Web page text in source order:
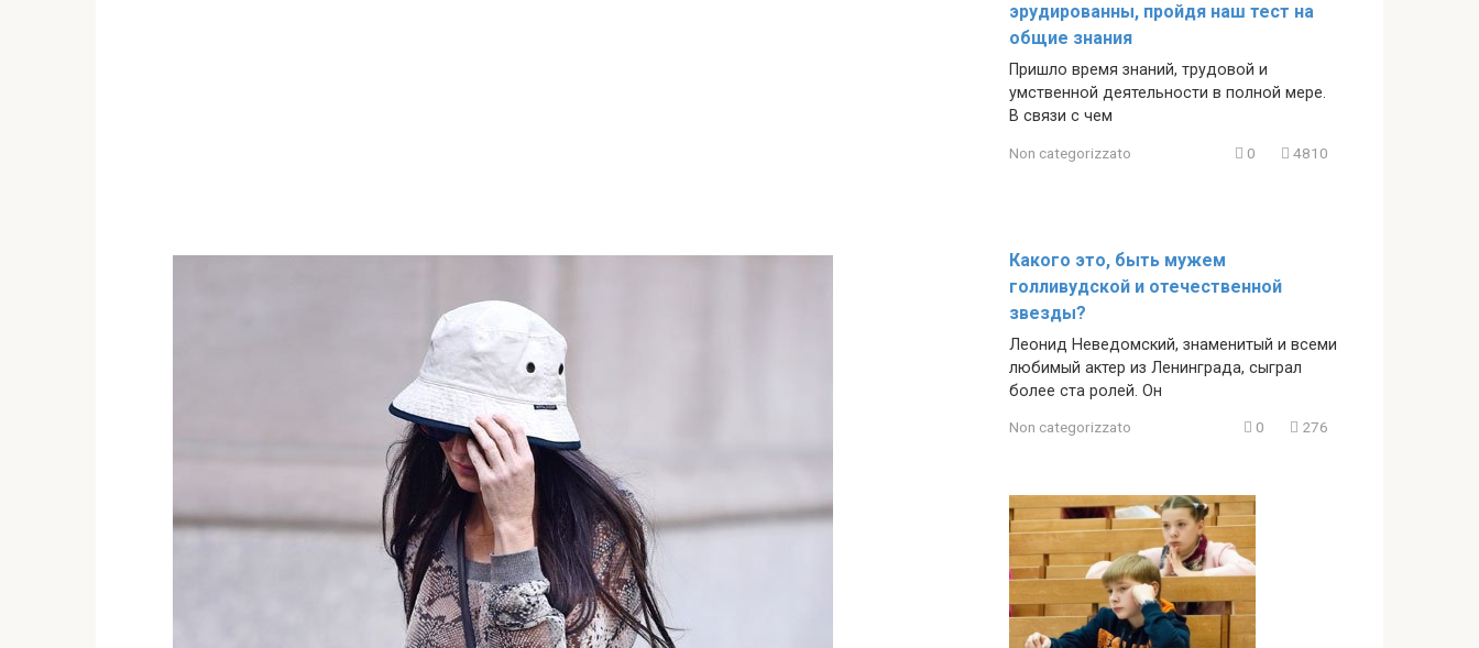
эрудированны, пройдя наш тест на
общие знания
Пришло время знаний, трудовой и
умственной деятельности в полной мере.
В связи с чем
Non categorizzato 0 4810
Какого это, быть мужем
голливудской и отечественной
звезды?
Леонид Неведомский, знаменитый и всеми
любимый актер из Ленинграда, сыграл
более ста ролей. Он
Non categorizzato 0 276